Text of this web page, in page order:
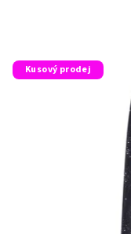
Kusový prodej